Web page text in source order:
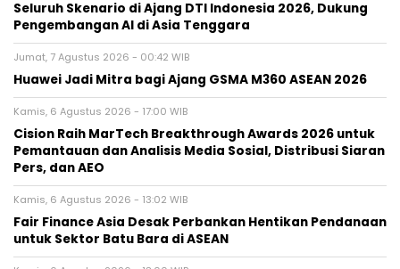
Seluruh Skenario di Ajang DTI Indonesia 2026, Dukung
Pengembangan AI di Asia Tenggara
Jumat, 7 Agustus 2026 - 00:42 WIB
Huawei Jadi Mitra bagi Ajang GSMA M360 ASEAN 2026
Kamis, 6 Agustus 2026 - 17:00 WIB
Cision Raih MarTech Breakthrough Awards 2026 untuk
Pemantauan dan Analisis Media Sosial, Distribusi Siaran
Pers, dan AEO
Kamis, 6 Agustus 2026 - 13:02 WIB
Fair Finance Asia Desak Perbankan Hentikan Pendanaan
untuk Sektor Batu Bara di ASEAN